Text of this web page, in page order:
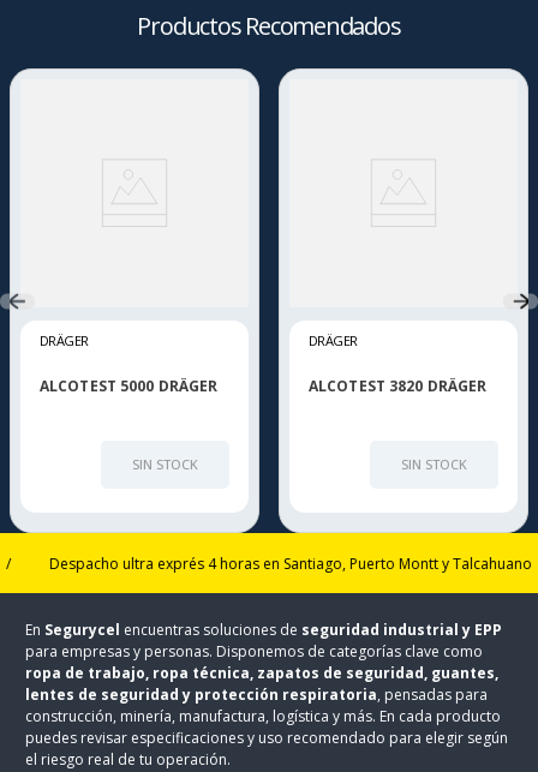
Productos Recomendados
DRÄGER
ALCOTEST 5000 DRÄGER
SIN STOCK
DRÄGER
ALCOTEST 3820 DRÄGER
SIN STOCK
Despacho ultra exprés 4 horas en Santiago, Puerto Montt y Talcahuano /
En Segurycel encuentras soluciones de seguridad industrial y EPP
para empresas y personas. Disponemos de categorías clave como
ropa de trabajo, ropa técnica, zapatos de seguridad, guantes,
lentes de seguridad y protección respiratoria, pensadas para
construcción, minería, manufactura, logística y más. En cada producto
puedes revisar especificaciones y uso recomendado para elegir según
el riesgo real de tu operación.